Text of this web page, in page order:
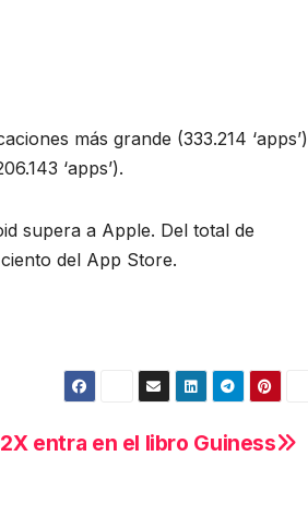
más grande (333.214 ‘apps’)
‘apps’).
supera a Apple. Del total de
del App Store.
entra en el libro Guiness